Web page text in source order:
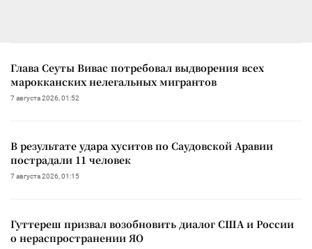
Глава Сеуты Вивас потребовал выдворения всех
марокканских нелегальных мигрантов
7 августа 2026, 01:52
В результате удара хуситов по Саудовской Аравии
пострадали 11 человек
7 августа 2026, 01:15
Гуттереш призвал возобновить диалог США и России
о нераспространении ЯО